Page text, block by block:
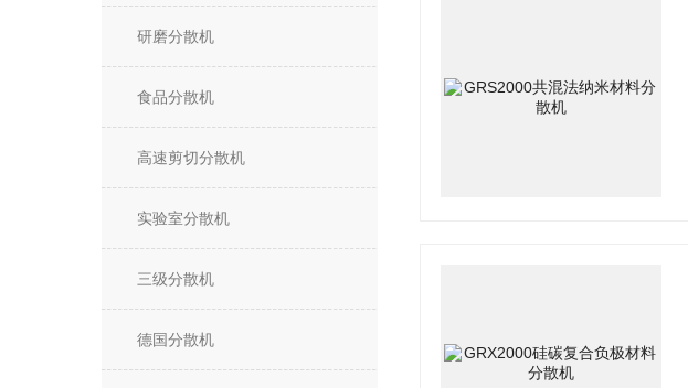
研磨分散机
食品分散机
高速剪切分散机
实验室分散机
三级分散机
德国分散机